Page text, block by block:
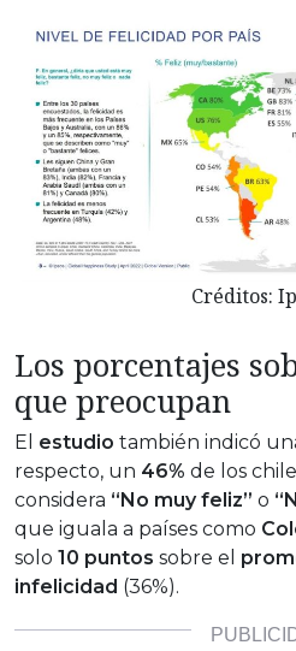
Créditos:
Los porcentajes
que preocupan
El estudio también indicó
respecto, un 46% de los
considera “No muy feliz” o
que iguala a países como
solo 10 puntos sobre el
infelicidad (36%).